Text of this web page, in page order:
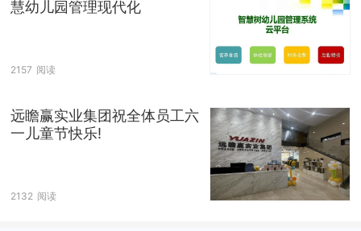
慧幼儿园管理现代化
2157 阅读
远瞻赢实业集团祝全体员工六
一儿童节快乐!
2132 阅读